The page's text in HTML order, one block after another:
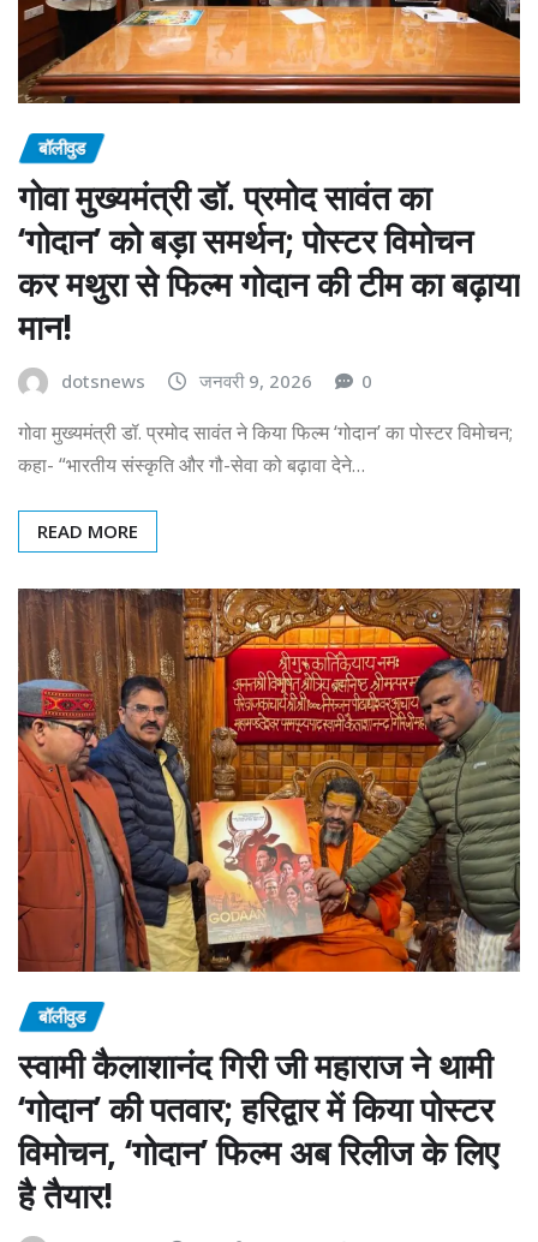
बॉलीवुड
गोवा मुख्यमंत्री डॉ. प्रमोद सावंत का
‘गोदान’ को बड़ा समर्थन; पोस्टर विमोचन
कर मथुरा से फिल्म गोदान की टीम का बढ़ाया
मान!
dotsnews जनवरी 9, 2026 0
गोवा मुख्यमंत्री डॉ. प्रमोद सावंत ने किया फिल्म ‘गोदान’ का पोस्टर विमोचन;
कहा- “भारतीय संस्कृति और गौ-सेवा को बढ़ावा देने…
READ MORE
बॉलीवुड
स्वामी कैलाशानंद गिरी जी महाराज ने थामी
‘गोदान’ की पतवार; हरिद्वार में किया पोस्टर
विमोचन, ‘गोदान’ फिल्म अब रिलीज के लिए
है तैयार!